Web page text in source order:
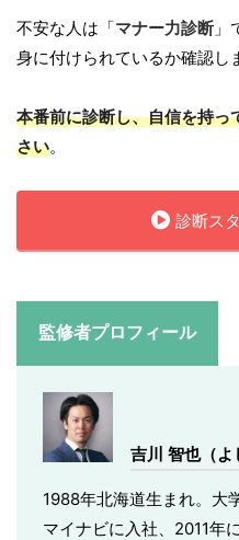
不安な人は「マナー力診断」
身に付けられているか確認し
本番前に診断し、自信を持っ
さい。
診断ス
監修者プロフィール
吉川 智也（よ
1988年北海道生まれ。大
マイナビに入社、2011年